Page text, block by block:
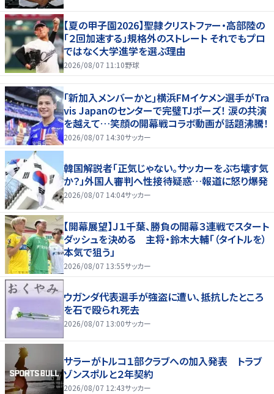
【夏の甲子園2026】聖隷クリストファー・高部陸の
「２回加速する」規格外のストレート それでもプロ
ではなく大学進学を選ぶ理由
2026/08/07 11:10野球
｢新加入メンバーかと｣横浜FMイケメン選手がTra
vis Japanのセンターで完璧TJポーズ！ 涙の共演
を越えて…笑顔の開幕戦コラボ動画が話題沸騰！
2026/08/07 14:30サッカー
韓国解説者「正気じゃない。サッカーをぶち壊す気
か？」外国人審判へ性接待疑惑…報道に怒り爆発
2026/08/07 14:04サッカー
【開幕展望】Ｊ１千葉、勝負の開幕３連戦でスタート
ダッシュを決める 主将・鈴木大輔「（タイトルを）
本気で狙う」
2026/08/07 13:55サッカー
ウガンダ代表選手が強盗に遭い、抵抗したところ
を石で殴られ死去
2026/08/07 13:00サッカー
サラーがトルコ１部クラブへの加入発表 トラブ
ゾンスポルと２年契約
2026/08/07 12:43サッカー